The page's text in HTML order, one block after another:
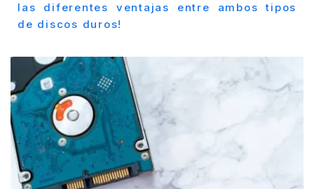
las diferentes ventajas entre ambos tipos
de discos duros!